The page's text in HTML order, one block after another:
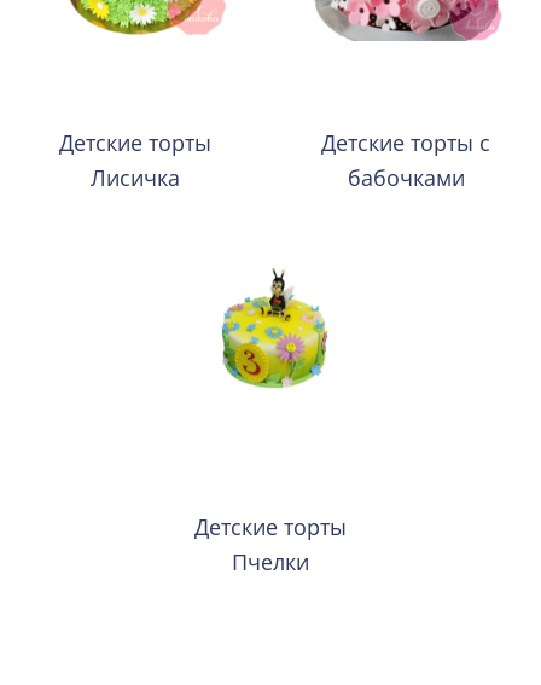
Детские торты
Лисичка
Детские торты с
бабочками
Детские торты
Пчелки